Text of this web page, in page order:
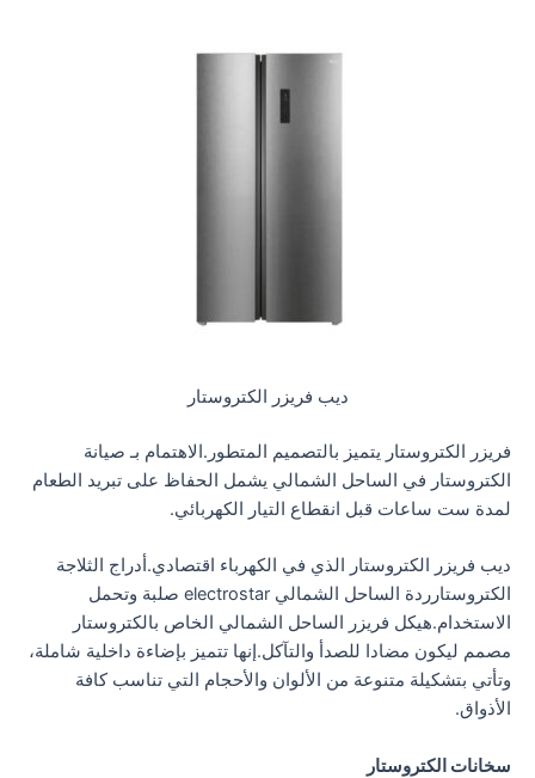
ديب فريزر الكتروستار
فريزر الكتروستار يتميز بالتصميم المتطور.الاهتمام بـ صيانة
الكتروستار في الساحل الشمالي يشمل الحفاظ على تبريد الطعام
لمدة ست ساعات قبل انقطاع التيار الكهربائي.
ديب فريزر الكتروستار الذي في الكهرباء اقتصادي.أدراج الثلاجة
الكتروستارردة الساحل الشمالي electrostar صلبة وتحمل
الاستخدام.هيكل فريزر الساحل الشمالي الخاص بالكتروستار
مصمم ليكون مضادا للصدأ والتآكل.إنها تتميز بإضاءة داخلية شاملة،
وتأتي بتشكيلة متنوعة من الألوان والأحجام التي تناسب كافة
الأذواق.
سخانات الكتروستار